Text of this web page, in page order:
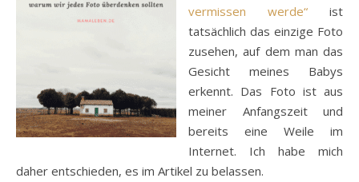
vermissen werde“ ist
tatsächlich das einzige Foto
zusehen, auf dem man das
Gesicht meines Babys
erkennt. Das Foto ist aus
meiner Anfangszeit und
bereits eine Weile im
Internet. Ich habe mich
daher entschieden, es im Artikel zu belassen.